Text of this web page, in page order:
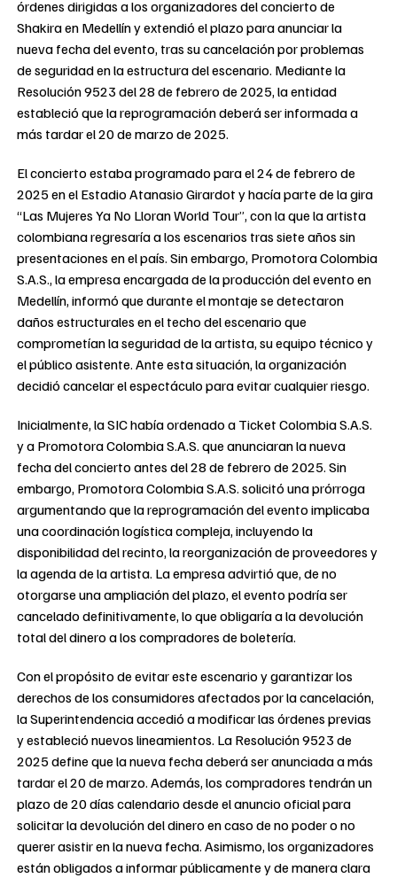
órdenes dirigidas a los organizadores del concierto de
Shakira en Medellín y extendió el plazo para anunciar la
nueva fecha del evento, tras su cancelación por problemas
de seguridad en la estructura del escenario. Mediante la
Resolución 9523 del 28 de febrero de 2025, la entidad
estableció que la reprogramación deberá ser informada a
más tardar el 20 de marzo de 2025.
El concierto estaba programado para el 24 de febrero de
2025 en el Estadio Atanasio Girardot y hacía parte de la gira
“Las Mujeres Ya No Lloran World Tour”, con la que la artista
colombiana regresaría a los escenarios tras siete años sin
presentaciones en el país. Sin embargo, Promotora Colombia
S.A.S., la empresa encargada de la producción del evento en
Medellín, informó que durante el montaje se detectaron
daños estructurales en el techo del escenario que
comprometían la seguridad de la artista, su equipo técnico y
el público asistente. Ante esta situación, la organización
decidió cancelar el espectáculo para evitar cualquier riesgo.
Inicialmente, la SIC había ordenado a Ticket Colombia S.A.S.
y a Promotora Colombia S.A.S. que anunciaran la nueva
fecha del concierto antes del 28 de febrero de 2025. Sin
embargo, Promotora Colombia S.A.S. solicitó una prórroga
argumentando que la reprogramación del evento implicaba
una coordinación logística compleja, incluyendo la
disponibilidad del recinto, la reorganización de proveedores y
la agenda de la artista. La empresa advirtió que, de no
otorgarse una ampliación del plazo, el evento podría ser
cancelado definitivamente, lo que obligaría a la devolución
total del dinero a los compradores de boletería.
Con el propósito de evitar este escenario y garantizar los
derechos de los consumidores afectados por la cancelación,
la Superintendencia accedió a modificar las órdenes previas
y estableció nuevos lineamientos. La Resolución 9523 de
2025 define que la nueva fecha deberá ser anunciada a más
tardar el 20 de marzo. Además, los compradores tendrán un
plazo de 20 días calendario desde el anuncio oficial para
solicitar la devolución del dinero en caso de no poder o no
querer asistir en la nueva fecha. Asimismo, los organizadores
están obligados a informar públicamente y de manera clara